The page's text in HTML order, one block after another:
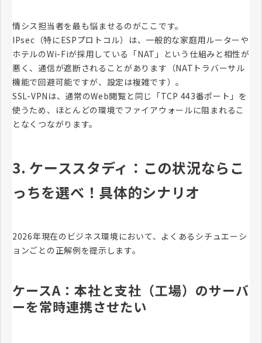
情シス担当者を最も悩ませるのがここです。
IPsec（特にESPプロトコル）は、一般的な家庭用ルーターや
ホテルのWi-Fiが採用している「NAT」という仕組みと相性が
悪く、通信が遮断されることがあります（NATトラバーサル
機能で回避可能ですが、設定は複雑です）。
SSL-VPNは、通常のWeb閲覧と同じ「TCP 443番ポート」を
使うため、ほとんどの環境でファイアウォールに阻まれるこ
となくつながります。
3. ケーススタディ：この状況ならこ
っちを選べ！具体的シナリオ
2026年現在のビジネス環境において、よくあるシチュエーシ
ョンごとの正解例を提示します。
ケースA：本社と支社（工場）のサーバ
ーを常時連携させたい